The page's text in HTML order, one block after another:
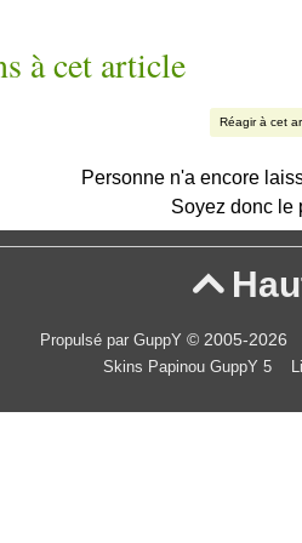
à cet article
Réagir à cet
Personne n'a encore
Soyez donc le

Propulsé par GuppY © 2005-2026
Skins Papinou GuppY 5